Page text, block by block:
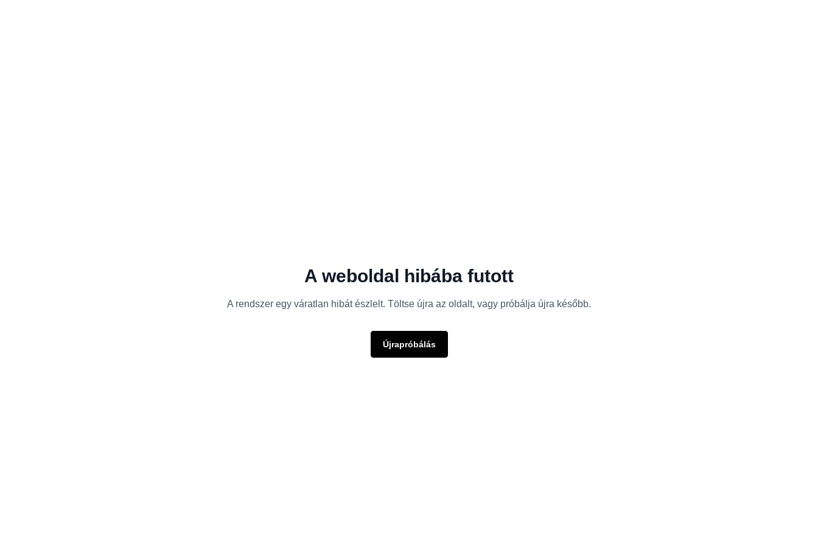
A weboldal hibába futott
A rendszer egy váratlan hibát észlelt. Töltse újra az oldalt, vagy próbálja újra később.
Újrapróbálás